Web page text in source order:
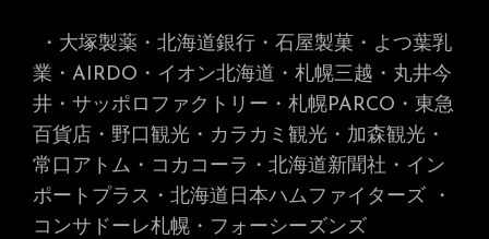
・大塚製薬・北海道銀行・石屋製菓・よつ葉乳
業・AIRDO・イオン北海道・札幌三越・丸井今
井・サッポロファクトリー・札幌PARCO・東急
百貨店・野口観光・カラカミ観光・加森観光・
常口アトム・コカコーラ・北海道新聞社・イン
ポートプラス・北海道日本ハムファイターズ
・
コンサドーレ札幌・フォーシーズンズ